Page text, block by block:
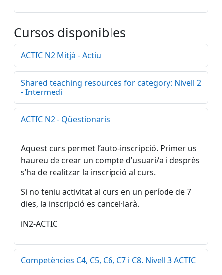
Cursos disponibles
ACTIC N2 Mitjà - Actiu
Shared teaching resources for category: Nivell 2
- Intermedi
ACTIC N2 - Qüestionaris
Aquest curs permet l’auto-inscripció. Primer us
haureu de crear un compte d’usuari/a i desprès
s’ha de realitzar la inscripció al curs.
Si no teniu activitat al curs en un període de 7
dies, la inscripció es cancel·larà.
iN2-ACTIC
Competències C4, C5, C6, C7 i C8. Nivell 3 ACTIC